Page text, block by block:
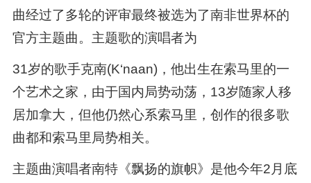
曲经过了多轮的评审最终被选为了南非世界杯的
官方主题曲。主题歌的演唱者为
31岁的歌手克南(K‘naan)，他出生在索马里的一
个艺术之家，由于国内局势动荡，13岁随家人移
居加拿大，但他仍然心系索马里，创作的很多歌
曲都和索马里局势相关。
主题曲演唱者南特《飘扬的旗帜》是他今年2月底